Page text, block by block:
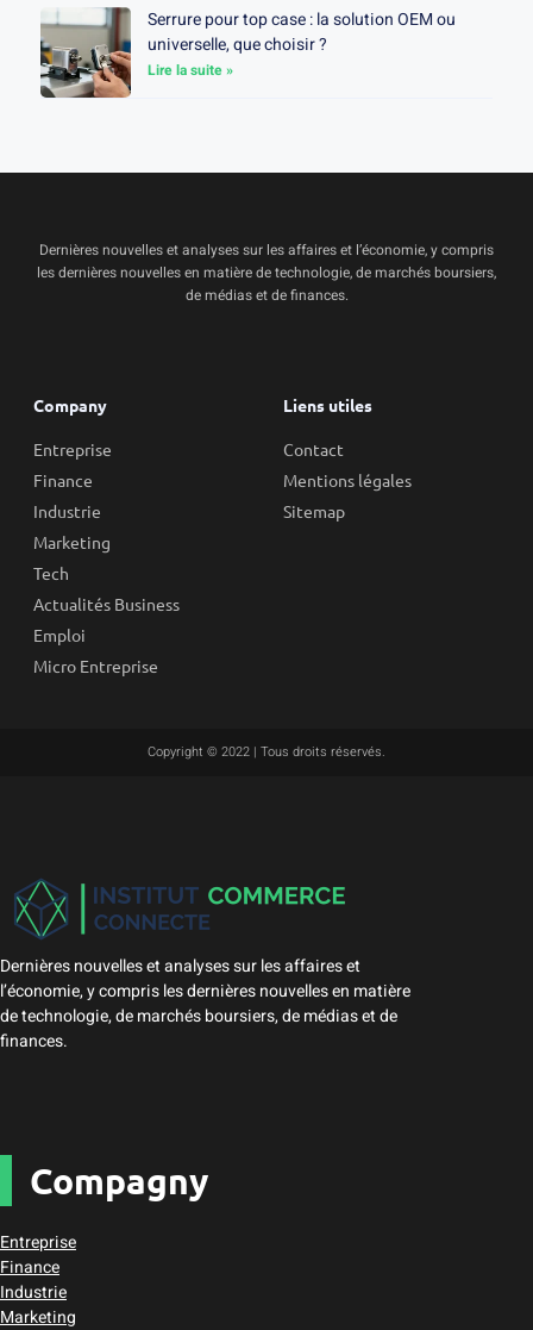
Serrure pour top case : la solution OEM ou
universelle, que choisir ?
Lire la suite »
Dernières nouvelles et analyses sur les affaires et l’économie, y compris
les dernières nouvelles en matière de technologie, de marchés boursiers,
de médias et de finances.
Company
Entreprise
Finance
Industrie
Marketing
Tech
Actualités Business
Emploi
Micro Entreprise
Liens utiles
Contact
Mentions légales
Sitemap
Copyright © 2022 | Tous droits réservés.
Dernières nouvelles et analyses sur les affaires et
l’économie, y compris les dernières nouvelles en matière
de technologie, de marchés boursiers, de médias et de
finances.
Compagny
Entreprise
Finance
Industrie
Marketing